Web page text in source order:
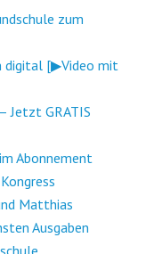
zum
digital [▶Video mit
Jetzt GRATIS
Abonnement
Matthias
Ausgaben